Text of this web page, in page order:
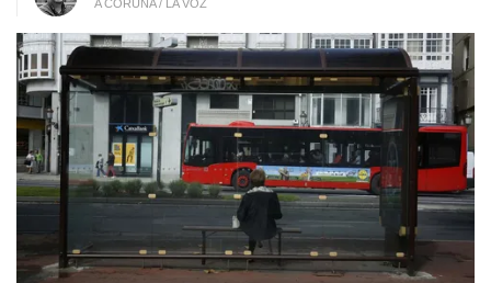
A CORUÑA / LA VOZ